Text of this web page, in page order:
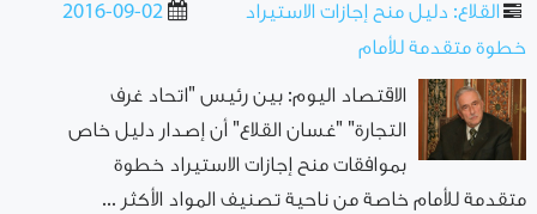
2016-09-02
القلاع: دليل منح إجازات الاستيراد
خطوة متقدمة للأمام
الاقتصاد اليوم: بين رئيس "اتحاد غرف
التجارة" "غسان القلاع" أن إصدار دليل خاص
بموافقات منح إجازات الاستيراد خطوة
متقدمة للأمام خاصة من ناحية تصنيف المواد الأكثر ...